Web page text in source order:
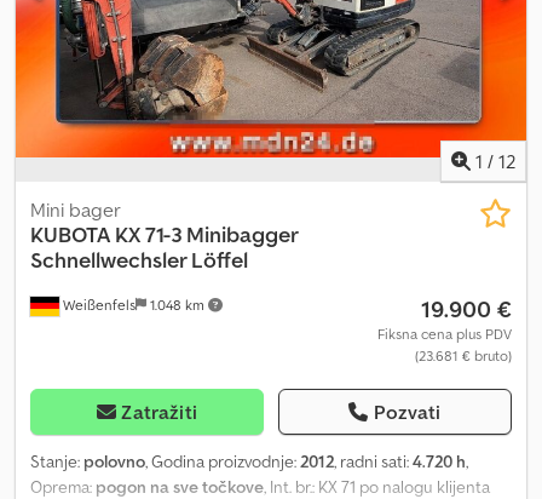
1 / 12
Weißenfels 1.048 km
Mini bager
KUBOTA KX 71-3 Minibagger
Schnellwechsler Löffel
19.900 €
Fiksna cena plus PDV
(23.681 € bruto)
Zatražiti Pozvati
Stanje: polovno, Godina proizvodnje:2012, radni sati:4.720 h,
Oprema: pogon na sve točkove, Int. br.: KX 71 po nalogu klijenta